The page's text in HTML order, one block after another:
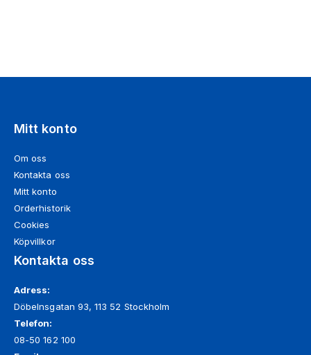
Mitt konto
Om oss
Kontakta oss
Mitt konto
Orderhistorik
Cookies
Köpvillkor
Kontakta oss
Adress:
Döbelnsgatan 93, 113 52 Stockholm
Telefon:
08-50 162 100